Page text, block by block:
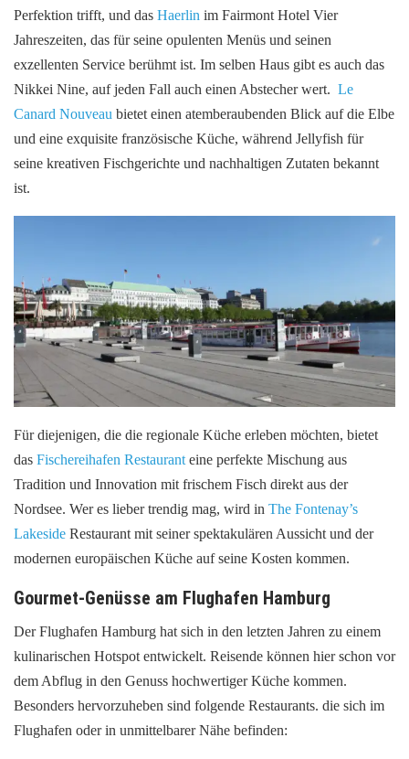
Perfektion trifft, und das Haerlin im Fairmont Hotel Vier
Jahreszeiten, das für seine opulenten Menüs und seinen
exzellenten Service berühmt ist. Im selben Haus gibt es auch das
Nikkei Nine, auf jeden Fall auch einen Abstecher wert. Le
Canard Nouveau bietet einen atemberaubenden Blick auf die Elbe
und eine exquisite französische Küche, während Jellyfish für
seine kreativen Fischgerichte und nachhaltigen Zutaten bekannt
ist.
Für diejenigen, die die regionale Küche erleben möchten, bietet
das Fischereihafen Restauranteine perfekte Mischung aus
Tradition und Innovation mit frischem Fisch direkt aus der
Nordsee. Wer es lieber trendig mag, wird in The Fontenay’s
Lakeside Restaurant mit seiner spektakulären Aussicht und der
modernen europäischen Küche auf seine Kosten kommen.
Gourmet-Genüsse am Flughafen Hamburg
Der Flughafen Hamburg hat sich in den letzten Jahren zu einem
kulinarischen Hotspot entwickelt. Reisende können hier schon vor
dem Abflug in den Genuss hochwertiger Küche kommen.
Besonders hervorzuheben sind folgende Restaurants. die sich im
Flughafen oder in unmittelbarer Nähe befinden: